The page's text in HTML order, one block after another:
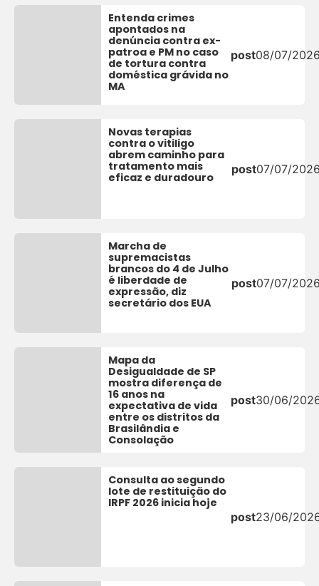
Entenda crimes
apontados na
denúncia contra ex-
patroa e PM no caso
de tortura contra
doméstica grávida no
MA
post08/07/
Novas terapias
contra o vitiligo
abrem caminho para
tratamento mais
eficaz e duradouro
post07/07/
Marcha de
supremacistas
brancos do 4 de Julho
é liberdade de
expressão, diz
secretário dos EUA
post07/07/
Mapa da
Desigualdade de SP
mostra diferença de
16 anos na
expectativa de vida
entre os distritos da
Brasilândia e
Consolação
post30/06/
Consulta ao segundo
lote de restituição do
IRPF 2026 inicia hoje
post23/06/